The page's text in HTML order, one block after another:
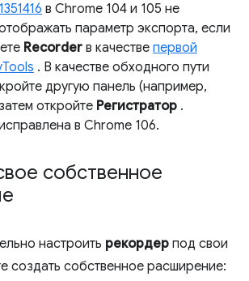
в Chrome 104 и 105 не
параметр экспорта, если
Recorder в качестве первой
. В качестве обходного пути
другую панель (например,
откройте Регистратор .
​​в Chrome 106.
собственное
настроить рекордер под свои
создать собственное расширение: